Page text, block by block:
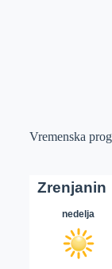
Vremenska